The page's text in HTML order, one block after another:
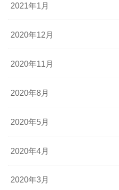
2021年1月
2020年12月
2020年11月
2020年8月
2020年5月
2020年4月
2020年3月